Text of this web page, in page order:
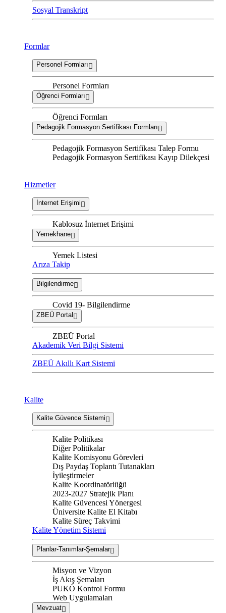
Sosyal Transkript
Formlar
Personel Formları
Personel Formları
Öğrenci Formları
Öğrenci Formları
Pedagojik Formasyon Sertifikası Formları
Pedagojik Formasyon Sertifikası Talep Formu
Pedagojik Formasyon Sertifikası Kayıp Dilekçesi
Hizmetler
İnternet Erişimi
Kablosuz İnternet Erişimi
Yemekhane
Yemek Listesi
Arıza Takip
Bilgilendirme
Covid 19- Bilgilendirme
ZBEÜ Portal
ZBEÜ Portal
Akademik Veri Bilgi Sistemi
ZBEÜ Akıllı Kart Sistemi
Kalite
Kalite Güvence Sistemi
Kalite Politikası
Diğer Politikalar
Kalite Komisyonu Görevleri
Dış Paydaş Toplantı Tutanakları
İyileştirmeler
Kalite Koordinatörlüğü
2023-2027 Stratejik Planı
Kalite Güvencesi Yönergesi
Üniversite Kalite El Kitabı
Kalite Süreç Takvimi
Kalite Yönetim Sistemi
Planlar-Tanımlar-Şemalar
Misyon ve Vizyon
İş Akış Şemaları
PUKÖ Kontrol Formu
Web Uygulamaları
Mevzuat